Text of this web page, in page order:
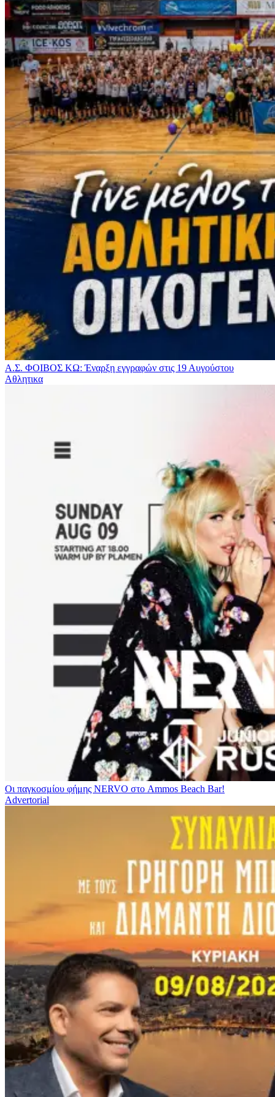
Α.Σ. ΦΟΙΒΟΣ ΚΩ: Έναρξη εγγραφών στις 19 Αυγούστου
Αθλητικα
Οι παγκοσμίου φήμης NERVO στο Ammos Beach Bar!
Advertorial